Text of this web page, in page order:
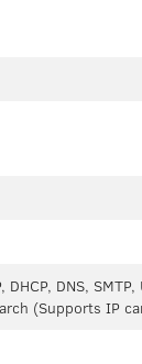
DNS,
(Supports IP